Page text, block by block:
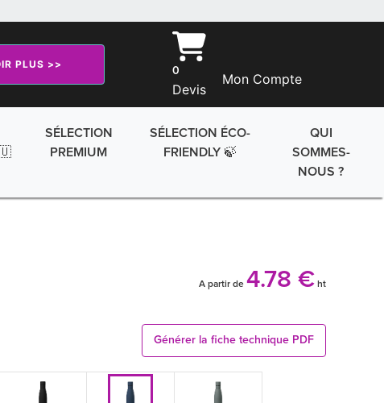
PLUS >>
0
Devis
Mon Compte
SÉLECTION
PREMIUM
SÉLECTION ÉCO-
FRIENDLY 🍃
QUI
SOMMES-
NOUS ?
A partir de 4.78 € ht
Générer la fiche technique PDF